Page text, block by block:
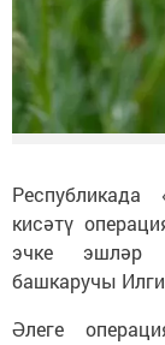
Республикада
кисәтү
эчке эшләр
башкаручы
Әлеге